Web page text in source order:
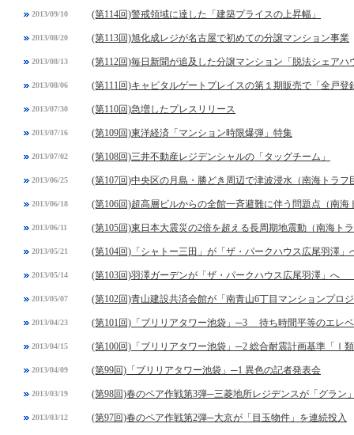
2013/09/10 (第114回)警戒領域に達した「建築プライスの上昇幅」
2013/08/20 (第113回)旭化成レジが名古屋で初めての分譲マンション事業
2013/08/13 (第112回)毎日新聞が追及した分譲マンション「脱法シェアハ
2013/08/06 (第111回)キャピタルゲートプレイスの第１期販売で「全戸登
2013/07/30 (第110回)急増したプレスリリース
2013/07/16 (第109回)東洋経済「マンション時限爆弾」特集
2013/07/02 (第108回)三井不動産レジデンシャルの「タッグチーム」
2013/06/25 (第107回)中央区の月島・勝どき周辺で津波浸水（南海トラフ
2013/06/18 (第106回)超高層ビルからの全館一斉避難に伴う問題点（南
2013/06/11 (第105回)東日本大震災の2倍を超える長周期地震動（南海ト
2013/05/21 (第104回)「シャトー三田」が「ザ・パークハウス広尾羽澤」
2013/05/14 (第103回)羽澤ガーデンが「ザ・パークハウス広尾羽澤」へ
2013/05/07 (第102回)青山建設共済会館が「南青山6丁目マンションプロ
2013/04/23 (第101回)「ブリリアタワー池袋」─3 待ち時間平等のエレ
2013/04/15 (第100回)「ブリリアタワー池袋」─2 総合耐震計画基準「Ⅰ
2013/04/09 (第99回)「ブリリアタワー池袋」─1 異色の記者発表会
2013/03/19 (第98回)春のペア作戦第3弾─三菱地所レジデンスが「グラン
2013/03/12 (第97回)春のペア作戦第2弾─大京が「目玉物件」を連続投入